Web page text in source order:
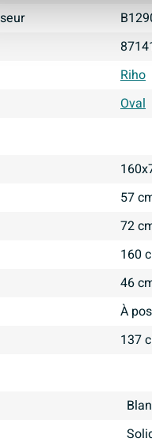
Riho
Oval
57
72
160
46
À
137